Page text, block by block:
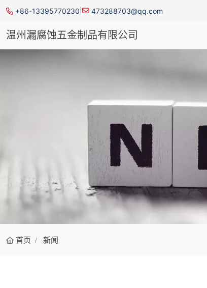
+86-13395770230 473288703@qq.com
温州漏腐蚀五金制品有限公司
首页 新闻